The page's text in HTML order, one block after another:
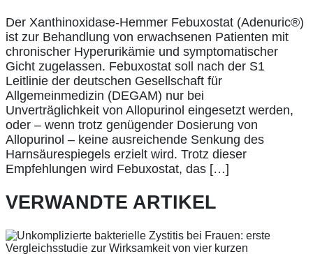
Der Xanthinoxidase-Hemmer Febuxostat (Adenuric®)
ist zur Behandlung von erwachsenen Patienten mit
chronischer Hyperurikämie und symptomatischer
Gicht zugelassen. Febuxostat soll nach der S1
Leitlinie der deutschen Gesellschaft für
Allgemeinmedizin (DEGAM) nur bei
Unverträglichkeit von Allopurinol eingesetzt werden,
oder – wenn trotz genügender Dosierung von
Allopurinol – keine ausreichende Senkung des
Harnsäurespiegels erzielt wird. Trotz dieser
Empfehlungen wird Febuxostat, das […]
VERWANDTE ARTIKEL